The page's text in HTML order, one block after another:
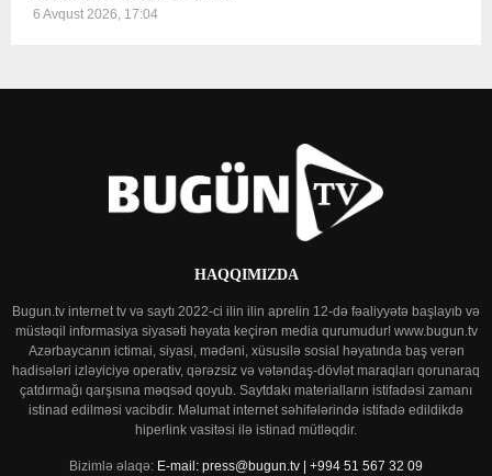
6 Avqust 2026, 17:04
HAQQIMIZDA
Bugun.tv internet tv və saytı 2022-ci ilin ilin aprelin 12-də fəaliyyətə başlayıb və
müstəqil informasiya siyasəti həyata keçirən media qurumudur! www.bugun.tv
Azərbaycanın ictimai, siyasi, mədəni, xüsusilə sosial həyatında baş verən
hadisələri izləyiciyə operativ, qərəzsiz və vətəndaş-dövlət maraqları qorunaraq
çatdırmağı qarşısına məqsəd qoyub. Saytdakı materialların istifadəsi zamanı
istinad edilməsi vacibdir. Məlumat internet səhifələrində istifadə edildikdə
hiperlink vasitəsi ilə istinad mütləqdir.
Bizimlə əlaqə: E-mail: press@bugun.tv | +994 51 567 32 09